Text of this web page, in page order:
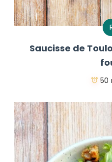
Saucisse de
50